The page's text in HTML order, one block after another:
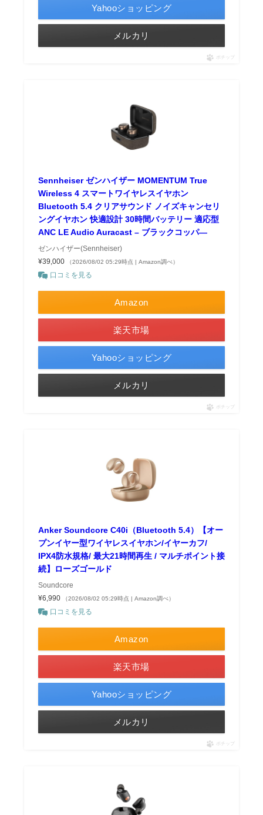
Yahooショッピング
メルカリ
ポチップ
Sennheiser ゼンハイザー MOMENTUM True
Wireless 4 スマートワイヤレスイヤホン
Bluetooth 5.4 クリアサウンド ノイズキャンセリ
ングイヤホン 快適設計 30時間バッテリー 適応型
ANC LE Audio Auracast – ブラックコッパ―
ゼンハイザー(Sennheiser)
¥39,000
（2026/08/02 05:29時点 | Amazon調べ）
口コミを見る
Amazon
楽天市場
Yahooショッピング
メルカリ
ポチップ
Anker Soundcore C40i（Bluetooth 5.4）【オー
プンイヤー型ワイヤレスイヤホン/イヤーカフ/
IPX4防水規格/ 最大21時間再生 / マルチポイント接
続】ローズゴールド
Soundcore
¥6,990
（2026/08/02 05:29時点 | Amazon調べ）
口コミを見る
Amazon
楽天市場
Yahooショッピング
メルカリ
ポチップ